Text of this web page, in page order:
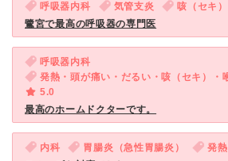
呼吸器内科 気管支炎 咳（セキ）
鷺宮で最高の呼吸器の専門医
呼吸器内科
5.0
最高のホームドクターです。
内科 胃腸炎（急性胃腸炎） 発熱